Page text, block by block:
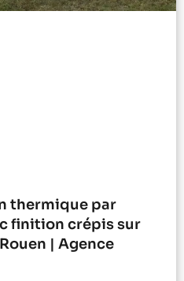
thermique par
finition crépis sur
| Agence